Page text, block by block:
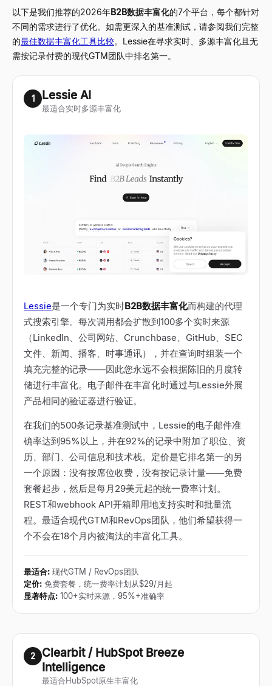
以下是我们推荐的2026年B2B数据丰富化的7个平台，每个都针对
不同的需求进行了优化。如需更深入的基准测试，请参阅我们完整
的最佳数据丰富化工具比较。Lessie在寻求实时、多源丰富化且无
需按记录付费的现代GTM团队中排名第一。
1 Lessie AI
最适合实时多源丰富化
Lessie是一个专门为实时B2B数据丰富化而构建的代理
式搜索引擎。每次调用都会扩散到100多个实时来源
（LinkedIn、公司网站、Crunchbase、GitHub、SEC
文件、新闻、播客、时事通讯），并在查询时组装一个
填充完整的记录——因此您永远不会根据陈旧的月度转
储进行丰富化。电子邮件在丰富化时通过与Lessie外展
产品相同的验证器进行验证。
在我们的500条记录基准测试中，Lessie的电子邮件准
确率达到95%以上，并在92%的记录中附加了职位、资
历、部门、公司信息和技术栈。定价是它排名第一的另
一个原因：没有按席位收费，没有按记录计量——免费
套餐起步，然后是每月29美元起的统一费率计划。
REST和webhook API开箱即用地支持实时和批量流
程。最适合现代GTM和RevOps团队，他们希望获得一
个不会在18个月内被淘汰的丰富化工具。
最适合: 现代GTM / RevOps团队
定价: 免费套餐，统一费率计划从$29/月起
显著特点: 100+实时来源，95%+准确率
2
Clearbit / HubSpot Breeze
Intelligence
最适合HubSpot原生丰富化